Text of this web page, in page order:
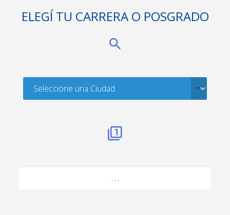
ELEGÍ TU CARRERA O POSGRADO